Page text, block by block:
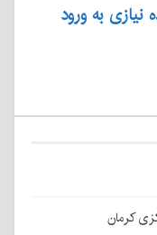
نیازی به ورود
کرمان